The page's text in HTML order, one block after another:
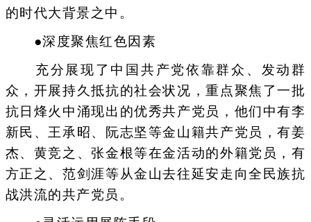
的时代大背景之中。
●深度聚焦红色因素
充分展现了中国共产党依靠群众、发动群
众，开展持久抵抗的社会状况，重点聚焦了一批
抗日烽火中涌现出的优秀共产党员，他们中有李
新民、王承昭、阮志坚等金山籍共产党员，有姜
杰、黄竞之、张金根等在金活动的外籍党员，有
方正之、范剑涯等从金山去往延安走向全民族抗
战洪流的共产党员。